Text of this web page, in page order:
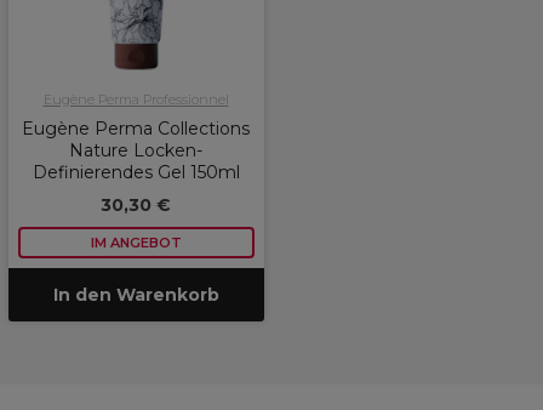
Eugène Perma Professionnel
Eugène Perma Collections
Nature Locken-
Definierendes Gel 150ml
30,30 €
IM ANGEBOT
In den Warenkorb